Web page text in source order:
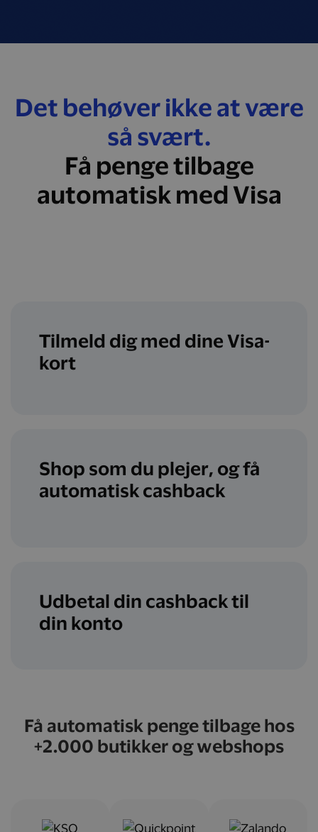
Det behøver ikke at være
så svært.
Få penge tilbage
automatisk med Visa
Tilmeld dig med dine Visa-
kort
Shop som du plejer, og få
automatisk cashback
Udbetal din cashback til
din konto
Få automatisk penge tilbage hos
+2.000 butikker og webshops